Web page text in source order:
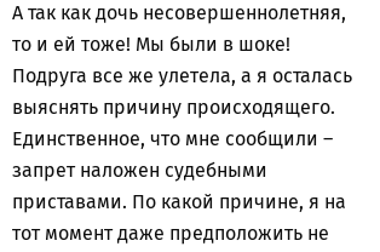
А так как дочь несовершеннолетняя,
то и ей тоже! Мы были в шоке!
Подруга все же улетела, а я осталась
выяснять причину происходящего.
Единственное, что мне сообщили –
запрет наложен судебными
приставами. По какой причине, я на
тот момент даже предположить не